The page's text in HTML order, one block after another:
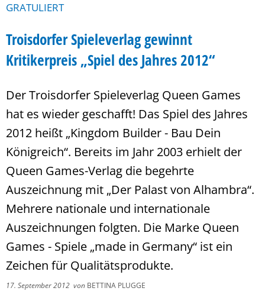
GRATULIERT
Troisdorfer Spieleverlag gewinnt
Kritikerpreis „Spiel des Jahres 2012“
Der Troisdorfer Spieleverlag Queen Games
hat es wieder geschafft! Das Spiel des Jahres
2012 heißt „Kingdom Builder - Bau Dein
Königreich“. Bereits im Jahr 2003 erhielt der
Queen Games-Verlag die begehrte
Auszeichnung mit „Der Palast von Alhambra“.
Mehrere nationale und internationale
Auszeichnungen folgten. Die Marke Queen
Games - Spiele „made in Germany“ ist ein
Zeichen für Qualitätsprodukte.
17. September 2012 von BETTINA PLUGGE